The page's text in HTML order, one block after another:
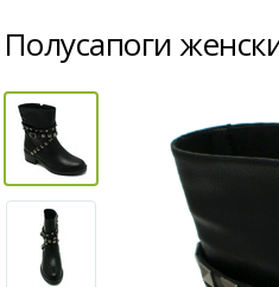
Полусапоги